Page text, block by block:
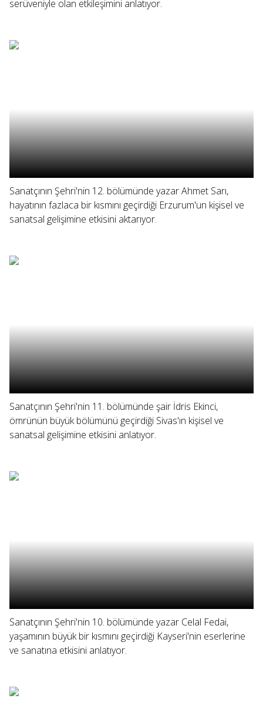
serüveniyle olan etkileşimini anlatıyor.
Sanatçının Şehri'nin 12. bölümünde yazar Ahmet Sarı,
hayatının fazlaca bir kısmını geçirdiği Erzurum'un kişisel ve
sanatsal gelişimine etkisini aktarıyor.
Sanatçının Şehri'nin 11. bölümünde şair İdris Ekinci,
ömrünün büyük bölümünü geçirdiği Sivas'ın kişisel ve
sanatsal gelişimine etkisini anlatıyor.
Sanatçının Şehri'nin 10. bölümünde yazar Celal Fedai,
yaşamının büyük bir kısmını geçirdiği Kayseri'nin eserlerine
ve sanatına etkisini anlatıyor.